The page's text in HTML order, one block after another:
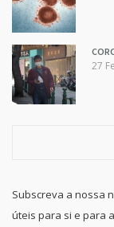
27
Subscreva a nossa
úteis para si e para